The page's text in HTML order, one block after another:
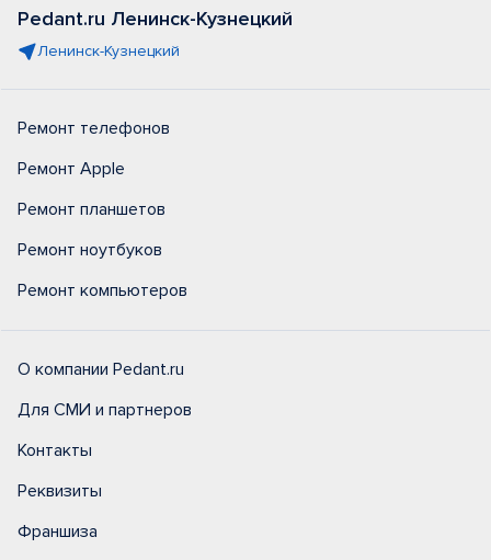
Pedant.ru Ленинск-Кузнецкий
Ленинск-Кузнецкий
Ремонт телефонов
Ремонт Apple
Ремонт планшетов
Ремонт ноутбуков
Ремонт компьютеров
О компании Pedant.ru
Для СМИ и партнеров
Контакты
Реквизиты
Франшиза